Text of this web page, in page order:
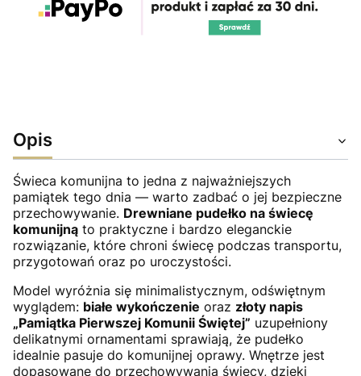
Opis
Świeca komunijna to jedna z najważniejszych
pamiątek tego dnia — warto zadbać o jej bezpieczne
przechowywanie. Drewniane pudełko na świecę
komunijną to praktyczne i bardzo eleganckie
rozwiązanie, które chroni świecę podczas transportu,
przygotowań oraz po uroczystości.
Model wyróżnia się minimalistycznym, odświętnym
wyglądem: białe wykończenie oraz złoty napis
„Pamiątka Pierwszej Komunii Świętej” uzupełniony
delikatnymi ornamentami sprawiają, że pudełko
idealnie pasuje do komunijnej oprawy. Wnętrze jest
dopasowane do przechowywania świecy, dzięki